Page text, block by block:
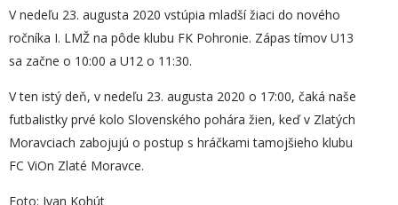
V nedeľu 23. augusta 2020 vstúpia mladší žiaci do nového
ročníka I. LMŽ na pôde klubu FK Pohronie. Zápas tímov U13
sa začne o 10:00 a U12 o 11:30.
V ten istý deň, v nedeľu 23. augusta 2020 o 17:00, čaká naše
futbalistky prvé kolo Slovenského pohára žien, keď v Zlatých
Moravciach zabojujú o postup s hráčkami tamojšieho klubu
FC ViOn Zlaté Moravce.
Foto: Ivan Kohút